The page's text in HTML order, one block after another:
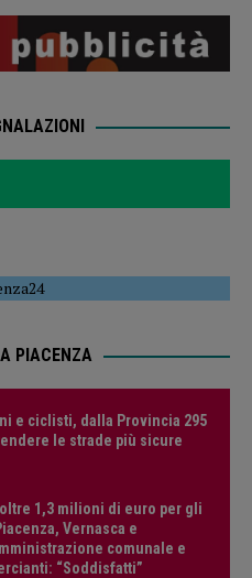
PIACENZA
e ciclisti, dalla Provincia 295
le strade più sicure
1,3 milioni di euro per gli
Vernasca e
comunale e
“Soddisfatti”